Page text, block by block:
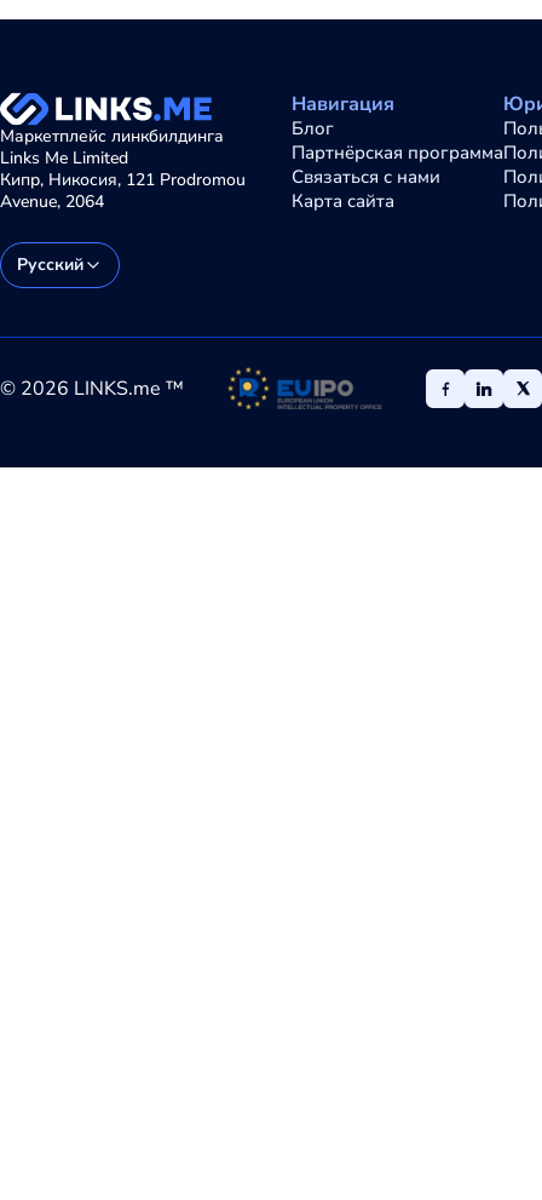
Маркетплейс линкбилдинга
Links Me Limited
Кипр, Никосия, 121 Prodromou
Avenue, 2064
Русский
Навигация
Блог
Партнёрская программа
Связаться с нами
Карта сайта
© 2026 LINKS.me ™